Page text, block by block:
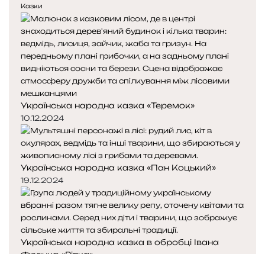
е
д
н
я
с
т
о
р
і
н
к
а
у
п
н
а
с
т
о
р
і
н
к
а
Казки
Українська народна казка «Теремок»
10.12.2024
Українська народна казка «Пан Коцький»
19.12.2024
Українська народна казка в обробці Івана